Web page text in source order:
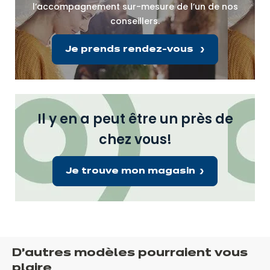
l’accompagnement sur-mesure de l’un de nos
conseillers.
Je prends rendez-vous
Il y en a peut être un près de
chez vous!
Je trouve mon magasin
D’autres modèles pourraient vous